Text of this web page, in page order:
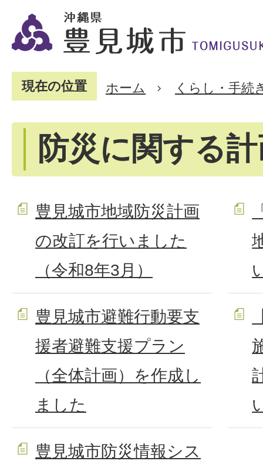
現在の位置 ホーム くらし・手続
防災に関する
豊見城市地域防災計画
の改訂を行いました
（令和8年3月）
豊見城市避難行動要支
援者避難支援プラン
（全体計画）を作成し
ました
豊見城市防災情報シス